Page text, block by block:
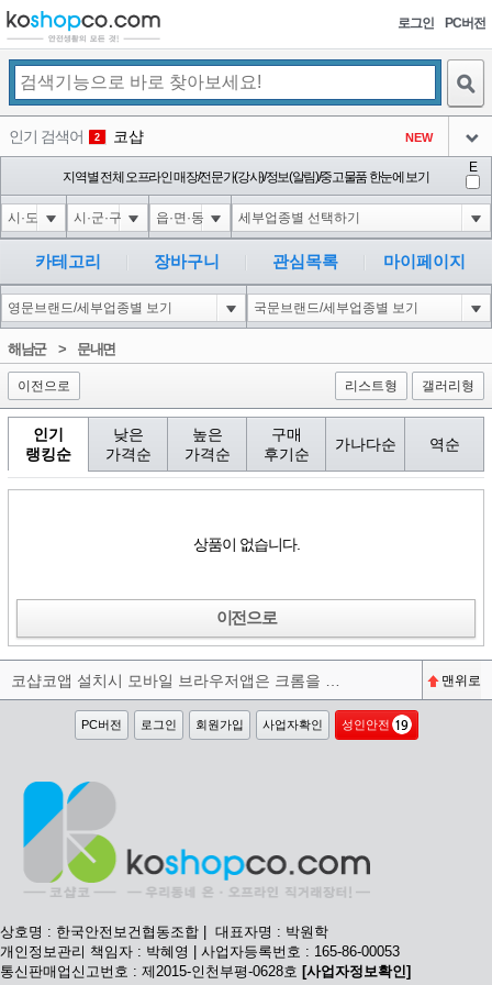
로그인 PC버전
인기 검색어 2 코샵 NEW
3 익스
아이콘
4 미끄럼방지
아이콘
5 대성설렁탕
아이콘
-16
6 1-1 waitfor delay '0:0:15' --
아이콘
0
1
지역별 전체 오프라인 매장/전문가(강사)/정보(알림)/중고물품 한눈에 보기
E
카테고리 장바구니 관심목록 마이페이지
해남군> 문내면
이전으로 리스트형 갤러리형
인기
랭킹순
낮은
가격순
높은
가격순
구매
후기순
가나다순 역순
상품이 없습니다.
이전으로
맨위로
PC버전 로그인 회원가입 사업자확인 성인안전
상호명 : 한국안전보건협동조합 | 대표자명 : 박원학
개인정보관리 책임자 : 박혜영 | 사업자등록번호 : 165-86-00053
통신판매업신고번호 : 제2015-인천부평-0628호 [사업자정보확인]